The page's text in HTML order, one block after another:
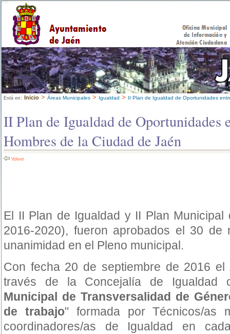
Está en: Inicio > Áreas Municipales > Igualdad > II Plan de Igualdad de Oportunidades
II Plan de Igualdad de Oportunidades
Hombres de la Ciudad de Jaén
Volver
El II Plan de Igualdad y II Plan
2016-2020), fueron aprobados el 30 de
unanimidad en el Pleno municipal.
Con fecha 20 de septiembre de 2016 el
través de la Concejalía de Igualdad
Municipal de Transversalidad de
de trabajo" formada por Técnicos/as
coordinadores/as de Igualdad en